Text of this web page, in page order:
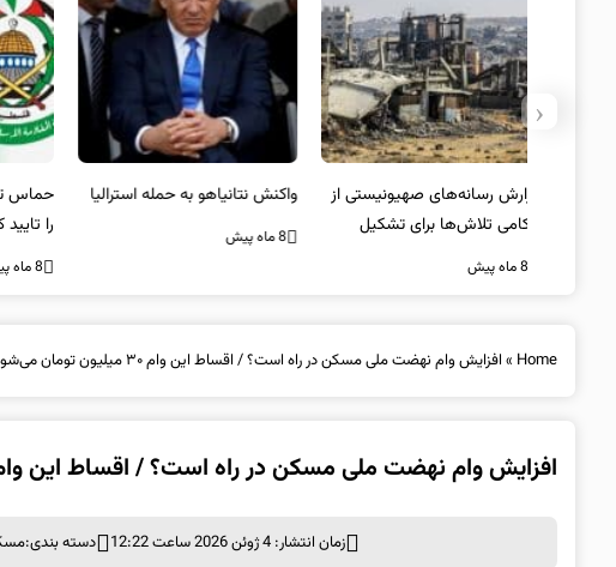
واکنش نتانیاهو به حمله استرالیا
8 ماه پیش
حماس ترور فرمانده ارشد القسام
را تایید کرد
تنها
محقق
8 ماه پیش
‹
Home
» افزایش وام نهضت ملی مسکن در راه است؟ / اقساط این وام ۳۰ میلیون تومان می‌شود
افزایش وام نهضت ملی مسکن در راه است؟ / اقساط این وام ۳۰ میلیون تومان
زمان انتشار: 4 ژوئن 2026 ساعت 12:22 دسته بندی: